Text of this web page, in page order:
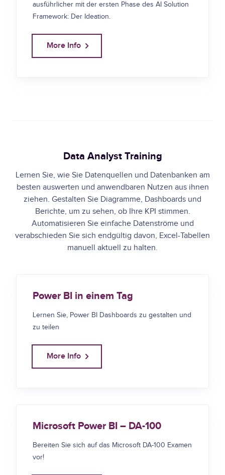
ausführlicher mit der ersten Phase des AI Solution
Framework: Der Ideation.
More Info
Data Analyst Training
Lernen Sie, wie Sie Datenquellen und Datenbanken am
besten auswerten und anwendbaren Nutzen aus ihnen
ziehen. Gestalten Sie Diagramme, Dashboards und
Berichte, um zu sehen, ob Ihre KPI stimmen.
Automatisieren Sie einfache Datenströme und
verabschieden Sie sich endgültig davon, Excel-Tabellen
manuell aktuell zu halten.
Power BI in einem Tag
Lernen Sie, Power BI Dashboards zu gestalten und
zu teilen
More Info
Microsoft Power BI – DA-100
Bereiten Sie sich auf das Microsoft DA-100 Examen
vor!